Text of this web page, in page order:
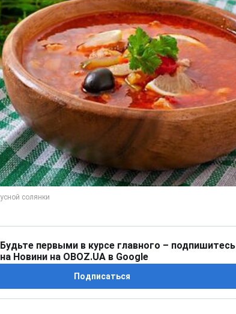
Будьте первыми в курсе главного – подпишитесь
на Новини на OBOZ.UA в Google
Подписаться